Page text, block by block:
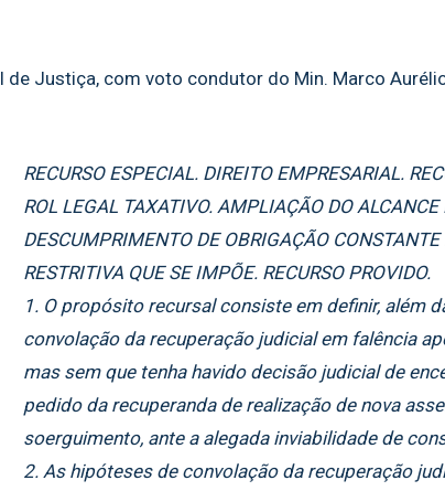
de Justiça, com voto condutor do Min. Marco
RECURSO ESPECIAL. DIREITO EMPRESARIAL.
ROL LEGAL TAXATIVO. AMPLIAÇÃO DO
DESCUMPRIMENTO DE OBRIGAÇÃO
RESTRITIVA QUE SE IMPÕE. RECURSO PROVIDO.
1. O propósito recursal consiste em definir, além
convolação da recuperação judicial em falência
mas sem que tenha havido decisão judicial de
pedido da recuperanda de realização de nova
soerguimento, ante a alegada inviabilidade de
2. As hipóteses de convolação da recuperação